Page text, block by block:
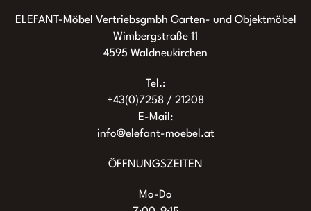
Optionen
können
auf
gewählt
ELEFANT-Möbel Vertriebsgmbh Garten- und Objektmöbel
Wimbergstraße 11
4595 Waldneukirchen
Tel.:
+43(0)7258 / 21208
E-Mail:
info@elefant-moebel.at
ÖFFNUNGSZEITEN
Mo-Do